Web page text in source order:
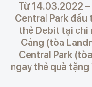
Từ 14.03.2022
Central Park đầu
thẻ Debit tại chi
Cảng (tòa
Central Park
ngay thẻ quà